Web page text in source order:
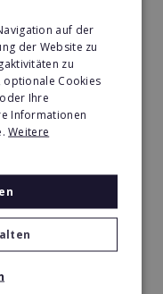
Islands
Islands
Islands
Islands
in Wake Islands
auf der
der Website zu
zu
optionale Cookies
Ihre
Informationen
Weitere